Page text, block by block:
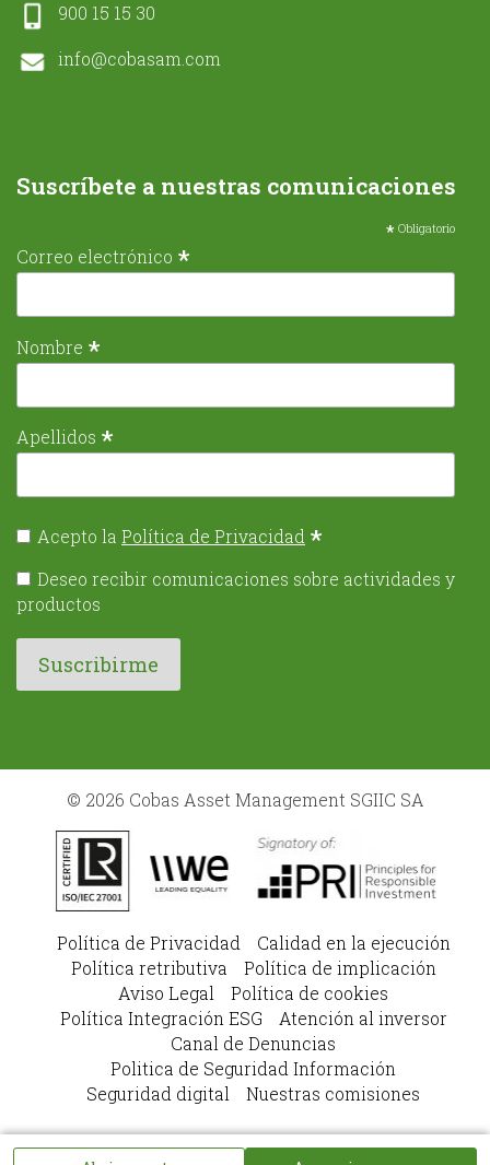
900 15 15 30
info@cobasam.com
Suscríbete a nuestras comunicaciones
* Obligatorio
Correo electrónico *
Nombre *
Apellidos *
Acepto la Política de Privacidad *
Deseo recibir comunicaciones sobre actividades y
productos
© 2026 Cobas Asset Management SGIIC SA
Política de Privacidad
Calidad en la ejecución
Política retributiva
Política de implicación
Aviso Legal
Política de cookies
Política Integración ESG
Atención al inversor
Canal de Denuncias
Politica de Seguridad Información
Seguridad digital
Nuestras comisiones